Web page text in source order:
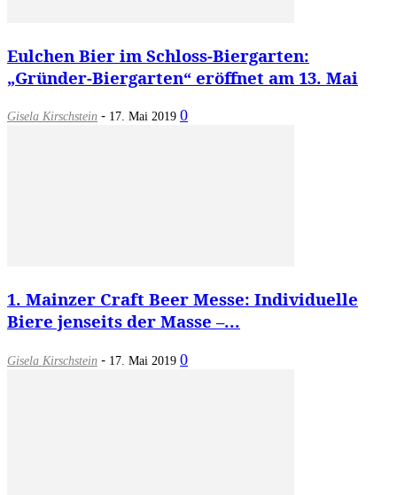
Eulchen Bier im Schloss-Biergarten:
„Gründer-Biergarten“ eröffnet am 13. Mai
Gisela Kirschstein - 17. Mai 2019 0
1. Mainzer Craft Beer Messe: Individuelle
Biere jenseits der Masse –...
Gisela Kirschstein - 17. Mai 2019 0